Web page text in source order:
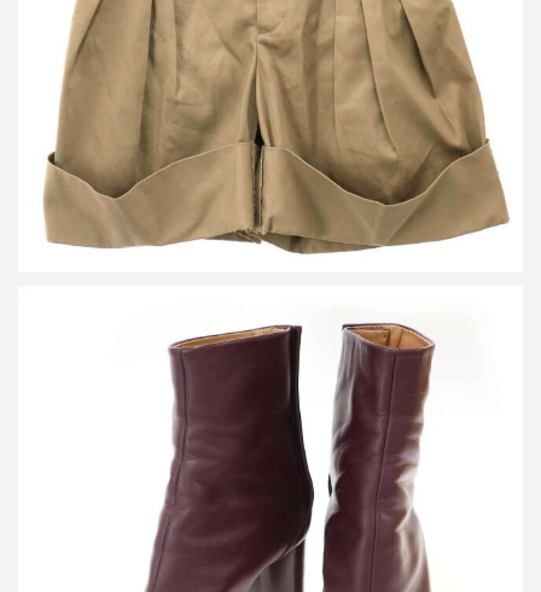
詳しく見る
メゾン マルジェラ TABI 80mm 足袋 レザーヒールブーツ
買取金額26,400円
詳しく見る